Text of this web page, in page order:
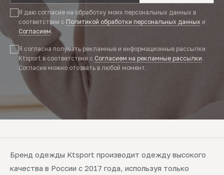
Я даю согласие на обработку моих персональных данных в
соответствии с Политикой обработки персональных данных и
Согласием.
Я согласна получать рекламные и информационные рассылки
Ktsport в соответствии с Согласием на рекламные рассылки.
Согласие можно отозвать в любой момент.
Бренд одежды Ktsport производит одежду высокого
качества в России с 2017 года, используя только